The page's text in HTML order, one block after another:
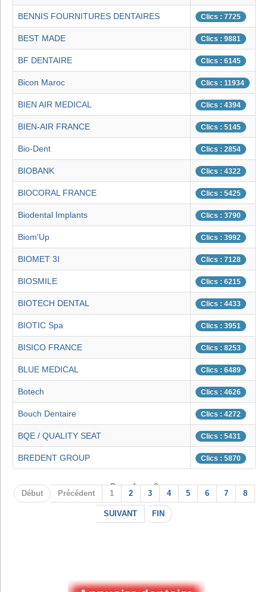
BENNIS FOURNITURES DENTAIRES Clics : 7725
BEST MADE Clics : 9881
BF DENTAIRE Clics : 6145
Bicon Maroc Clics : 11934
BIEN AIR MEDICAL Clics : 4394
BIEN-AIR FRANCE Clics : 5145
Bio-Dent Clics : 2854
BIOBANK Clics : 4322
BIOCORAL FRANCE Clics : 5425
Biodental Implants Clics : 3790
Biom'Up Clics : 3992
BIOMET 3I Clics : 7128
BIOSMILE Clics : 6215
BIOTECH DENTAL Clics : 4433
BIOTIC Spa Clics : 3951
BISICO FRANCE Clics : 8253
BLUE MEDICAL Clics : 6489
Botech Clics : 4626
Bouch Dentaire Clics : 4272
BQE / QUALITY SEAT Clics : 5431
BREDENT GROUP Clics : 5870
Page 1 sur 8
Début Précédent 1 2 3 4 5 6 7 8
SUIVANT FIN